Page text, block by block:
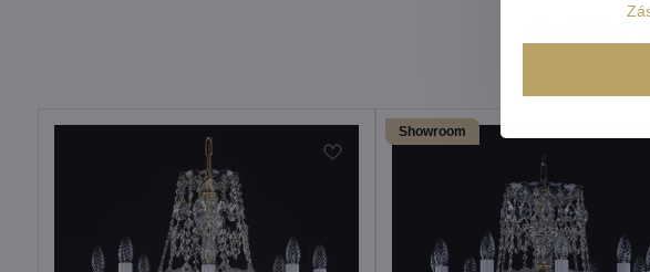
Ďalšie
Showroom